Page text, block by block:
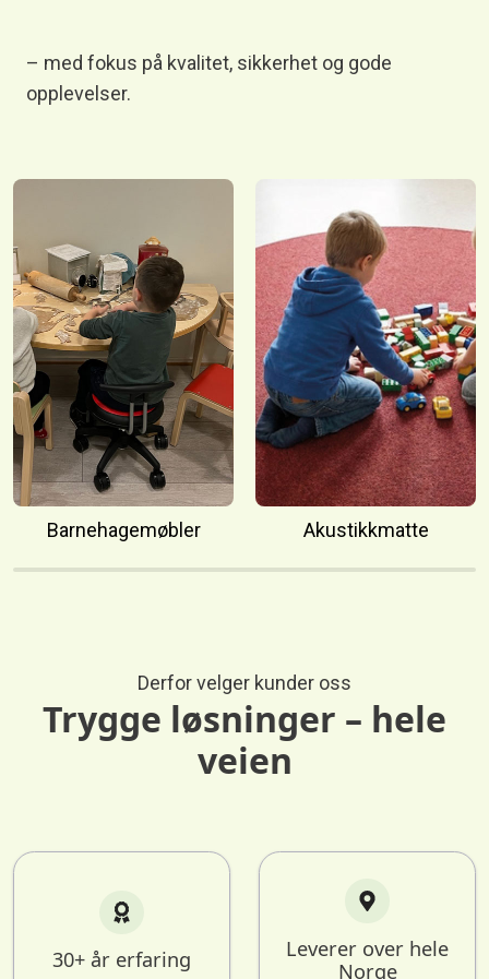
– med fokus på kvalitet, sikkerhet og gode
opplevelser.
Barnehagemøbler Akustikkmatte
Derfor velger kunder oss
Trygge løsninger – hele
veien
30+ år erfaring
Leverer over hele
Norge